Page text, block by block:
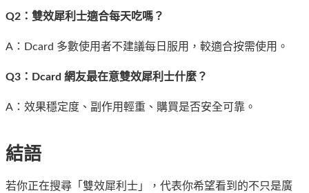
Q2：雙效犀利士適合每天吃嗎？
A：Dcard 多數使用者不建議每日服用，較適合按需使用。
Q3：Dcard 網友最在意雙效犀利士什麼？
A：效果穩定度、副作用輕重、購買是否安全可靠。
結語
若你正在搜尋「雙效犀利士」，代表你希望看到的不只是廣